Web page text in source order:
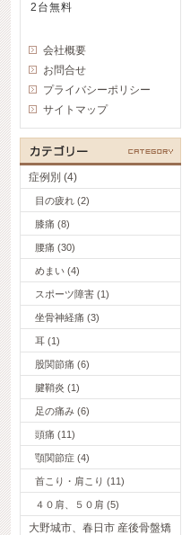
2台無料
会社概要
お問合せ
プライバシーポリシー
サイトマップ
症例別 (4)
目の疲れ (2)
膝痛 (8)
腰痛 (30)
めまい (4)
スポーツ障害 (1)
坐骨神経痛 (3)
耳 (1)
股関節痛 (6)
腱鞘炎 (1)
足の痛み (6)
頭痛 (11)
顎関節症 (4)
首こり・肩こり (11)
４０肩、５０肩 (5)
大野城市、春日市 産後骨盤矯